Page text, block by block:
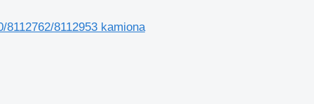
8112953 kamiona